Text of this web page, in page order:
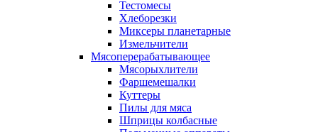
Тестомесы
Хлеборезки
Миксеры планетарные
Измельчители
Мясоперерабатывающее
Мясорыхлители
Фаршемешалки
Куттеры
Пилы для мяса
Шприцы колбасные